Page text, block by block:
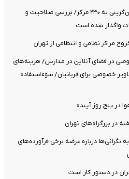
افزایش تعداد مراکز همسان‌گزینی به ۲۳۰ مرکز/ بررسی صلاحیت و
واگذار شده است
مراکز نظامی و انتظامی از تهران
در فضای آنلاین در مدارس/ هزینه‌های
خصوصی برای قربانیان/ سوءاستفاده
پنج روز آینده
نگرانی‌ها درباره عرضه برخی فرآورده‌های
در دستور کار است